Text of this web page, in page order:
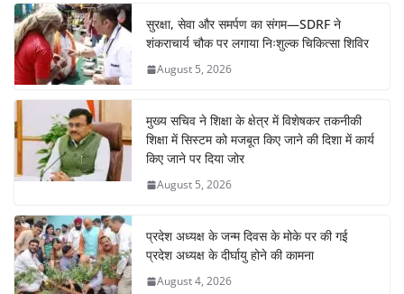
सुरक्षा, सेवा और समर्पण का संगम—SDRF ने
शंकराचार्य चौक पर लगाया निःशुल्क चिकित्सा शिविर
August 5, 2026
मुख्य सचिव ने शिक्षा के क्षेत्र में विशेषकर तकनीकी
शिक्षा में सिस्टम को मजबूत किए जाने की दिशा में कार्य
किए जाने पर दिया जोर
August 5, 2026
प्रदेश अध्यक्ष के जन्म दिवस के मोके पर की गई
प्रदेश अध्यक्ष के दीर्घायु होने की कामना
August 4, 2026